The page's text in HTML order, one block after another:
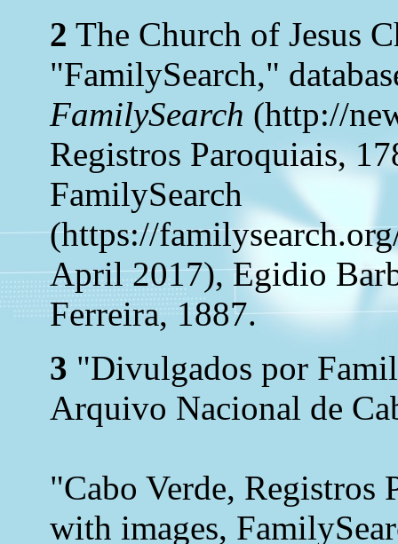
2 The Church of Jesus
"FamilySearch,"
FamilySearch (http://
Registros Paroquiais,
FamilySearch
(https://
April 2017), Egidio
Ferreira, 1887.
3 "Divulgados por
Arquivo Nacional de
"Cabo Verde, Registros
with images,